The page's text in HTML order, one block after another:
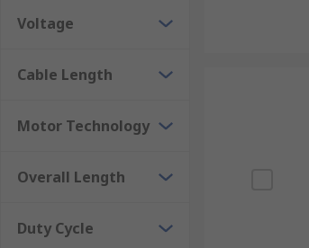
ยาวนาน เหมาะสำหรับระบบที่ต้องใ
และเสริมความปลอดภัยในการทำงาน
ประโยชน์ของElectric
โครงสร้างกะทัดรัด ติดตั้งง่าย :
ระบบอัตโนมัติได้หลากหลาย โดยไ
ควบคุมการเคลื่อนที่ได้อย่างแม่นยำ
สำหรับระบบหุ่นยนต์ สายการประกอ
Voltage
Cable Length
Motor Technology
Overall Length
Duty Cycle